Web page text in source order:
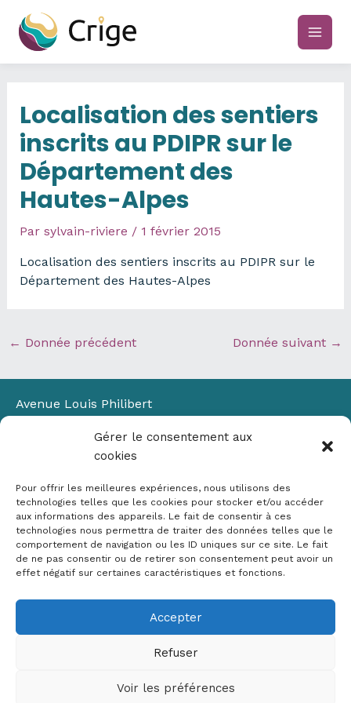
Gérer le consentement aux
cookies
Pour offrir les meilleures expériences, nous utilisons des
technologies telles que les cookies pour stocker et/ou accéder
aux informations des appareils. Le fait de consentir à ces
technologies nous permettra de traiter des données telles que le
comportement de navigation ou les ID uniques sur ce site. Le fait
de ne pas consentir ou de retirer son consentement peut avoir un
effet négatif sur certaines caractéristiques et fonctions.
Accepter
Refuser
Voir les préférences
contenu
main
Localisation des sentiers
inscrits au PDIPR sur le
Département des
Hautes-Alpes
Par sylvain-riviere / 1 février 2015
Localisation des sentiers inscrits au PDIPR sur le
Département des Hautes-Alpes
← Donnée précédent Donnée suivant →
Avenue Louis Philibert
Bâtiment Laennec
13100 Aix-en-Provence
✉ contact@crige-paca.org
Mentions légales
RGPD
Copyright © 2026 Crige PACA